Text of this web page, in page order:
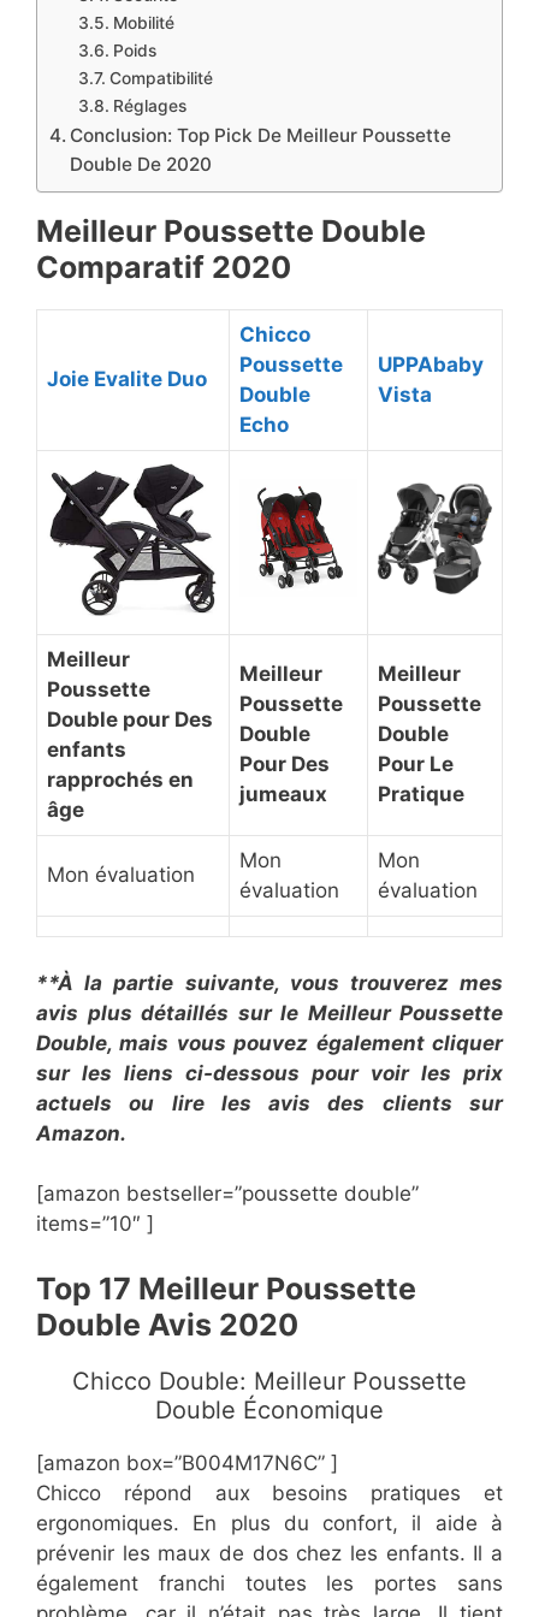
Mobilité
Poids
Compatibilité
Réglages
Conclusion: Top Pick De Meilleur Poussette
Double De 2020
Meilleur Poussette Double
Comparatif 2020
Joie Evalite Duo
Chicco
Poussette
Double
Echo
UPPAbaby
Vista
Meilleur
Poussette
Double pour Des
enfants
rapprochés en
âge
Meilleur
Poussette
Double
Pour Des
jumeaux
Meilleur
Poussette
Double
Pour Le
Pratique
Mon évaluation
Mon
évaluation
Mon
évaluation
**À la partie suivante, vous trouverez mes
avis plus détaillés sur le Meilleur Poussette
Double, mais vous pouvez également cliquer
sur les liens ci-dessous pour voir les prix
actuels ou lire les avis des clients sur
Amazon.
[amazon bestseller=”poussette double”
items=”10″ ]
Top 17 Meilleur Poussette
Double Avis 2020
Chicco Double: Meilleur Poussette
Double Économique
[amazon box=”B004M17N6C” ]
Chicco répond aux besoins pratiques et
ergonomiques. En plus du confort, il aide à
prévenir les maux de dos chez les enfants. Il a
également franchi toutes les portes sans